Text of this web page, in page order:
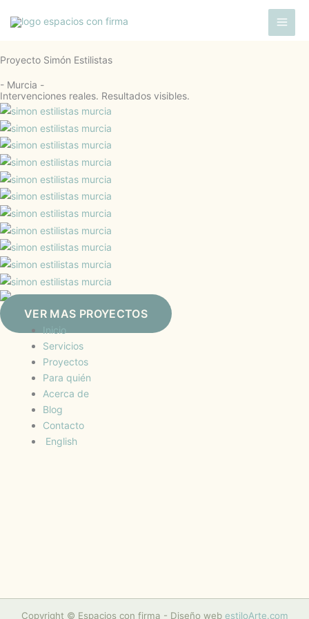
Proyecto Simón Estilistas
- Murcia -
Intervenciones reales. Resultados visibles.
VER MAS PROYECTOS
Inicio
Servicios
Proyectos
Para quién
Acerca de
Blog
Contacto
English
Copyright © Espacios con firma - Diseño web estiloArte.com